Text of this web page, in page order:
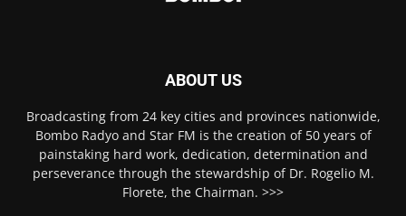
ABOUT US
Broadcasting from 24 key cities and provinces nationwide,
Bombo Radyo and Star FM is the creation of 50 years of
painstaking hard work, dedication, determination and
perseverance through the stewardship of Dr. Rogelio M.
Florete, the Chairman. >>>